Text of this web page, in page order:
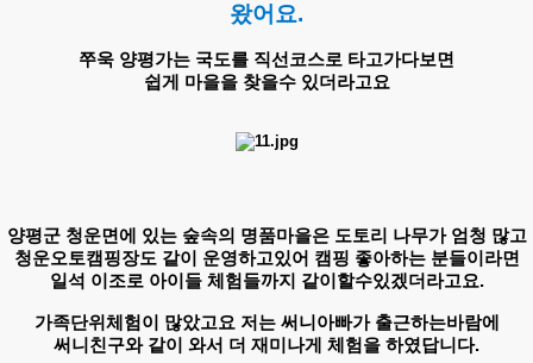
왔어요.
쭈욱 양평가는 국도를 직선코스로 타고가다보면
쉽게 마을을 찾을수 있더라고요
양평군 청운면에 있는 숲속의 명품마을은 도토리 나무가 엄청 많고
청운오토캠핑장도 같이 운영하고있어 캠핑 좋아하는 분들이라면
일석 이조로 아이들 체험들까지 같이할수있겠더라고요.
​가족단위체험이 많았고요 저는 써니아빠가 출근하는바람에
써니친구와 같이 와서 더 재미나게 체험을 하였답니다.